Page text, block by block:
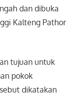
dan dibuka
Kalteng Pathor
tujuan untuk
pokok
dikatakan